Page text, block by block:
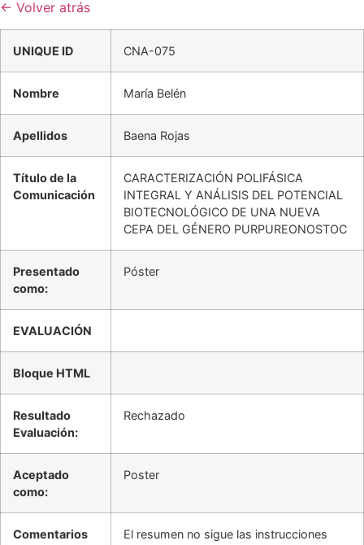
← Volver atrás
UNIQUE ID CNA-075
Nombre María Belén
Apellidos Baena Rojas
Título de la
Comunicación
CARACTERIZACIÓN POLIFÁSICA
INTEGRAL Y ANÁLISIS DEL POTENCIAL
BIOTECNOLÓGICO DE UNA NUEVA
CEPA DEL GÉNERO PURPUREONOSTOC
Presentado
como:
Póster
EVALUACIÓN
Bloque HTML
Resultado
Evaluación:
Rechazado
Aceptado
como:
Poster
Comentarios
El resumen no sigue las instrucciones